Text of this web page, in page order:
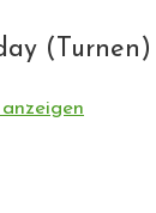
(Turnen)